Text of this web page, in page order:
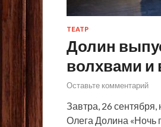
ТЕАТР
Долин
волхвами и
Оставьте комментарий
Завтра, 26
Олега Долина «Ночь